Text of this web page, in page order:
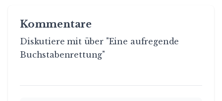
Kommentare
Diskutiere mit über "Eine aufregende
Buchstabenrettung"